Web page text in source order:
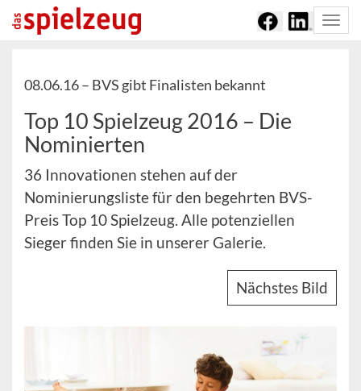
08.06.16 – BVS gibt Finalisten bekannt
Top 10 Spielzeug 2016 – Die
Nominierten
36 Innovationen stehen auf der
Nominierungsliste für den begehrten BVS-
Preis Top 10 Spielzeug. Alle potenziellen
Sieger finden Sie in unserer Galerie.
Nächstes Bild